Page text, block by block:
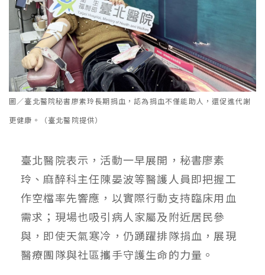
圖／臺北醫院秘書廖素玲長期捐血，認為捐血不僅能助人，還促進代謝
更健康。（臺北醫院提供）
臺北醫院表示，活動一早展開，秘書廖素
玲、麻醉科主任陳晏波等醫護人員即把握工
作空檔率先響應，以實際行動支持臨床用血
需求；現場也吸引病人家屬及附近居民參
與，即使天氣寒冷，仍踴躍排隊捐血，展現
醫療團隊與社區攜手守護生命的力量。